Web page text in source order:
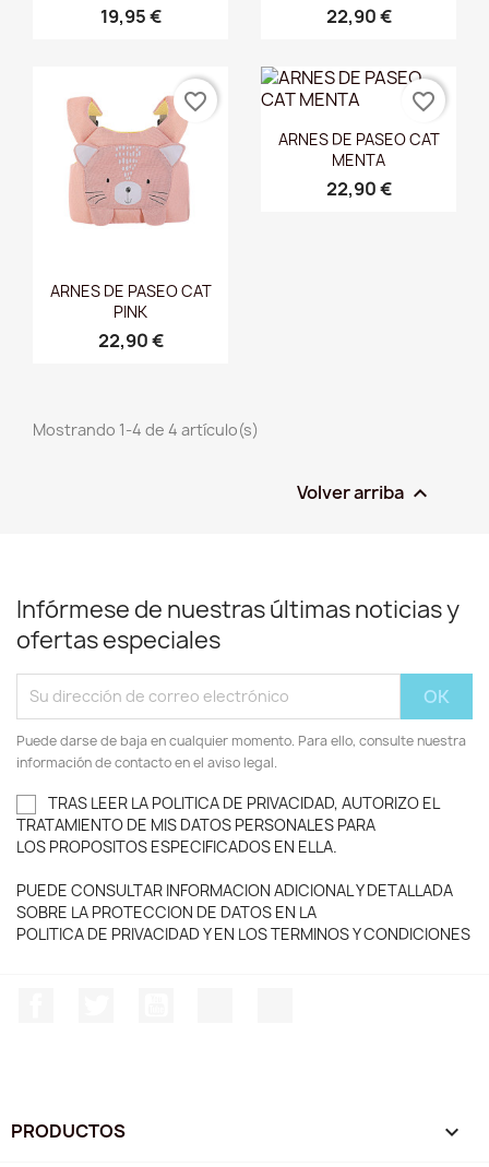
19,95 € 22,90 €
Vista rápida
ARNES DE PASEO CAT
PINK
22,90 €
favorite_border
Vista rápida
ARNES DE PASEO CAT
MENTA
22,90 €
favorite_border
Mostrando 1-4 de 4 artículo(s)
Volver arriba 
Infórmese de nuestras últimas noticias y
ofertas especiales
Puede darse de baja en cualquier momento. Para ello, consulte nuestra
información de contacto en el aviso legal.
TRAS LEER LA POLITICA DE PRIVACIDAD, AUTORIZO EL
TRATAMIENTO DE MIS DATOS PERSONALES PARA
LOS PROPOSITOS ESPECIFICADOS EN ELLA.
PUEDE CONSULTAR INFORMACION ADICIONAL Y DETALLADA
SOBRE LA PROTECCION DE DATOS EN LA
POLITICA DE PRIVACIDAD Y EN LOS TERMINOS Y CONDICIONES
PRODUCTOS 